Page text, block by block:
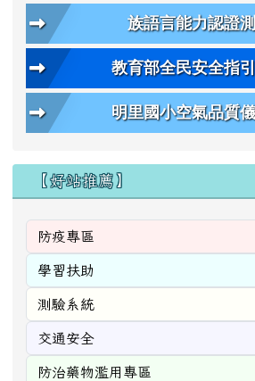
族語言能力認證
教育部全民安全指
明里國小空氣品質
【好站推薦】